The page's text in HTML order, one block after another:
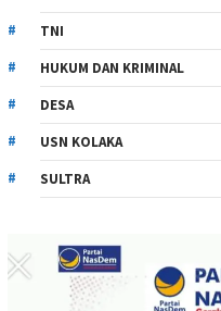
TNI
HUKUM DAN KRIMINAL
DESA
USN KOLAKA
SULTRA